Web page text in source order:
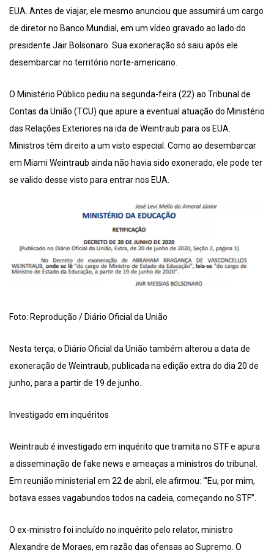
EUA. Antes de viajar, ele mesmo anunciou que assumirá um cargo
de diretor no Banco Mundial, em um vídeo gravado ao lado do
presidente Jair Bolsonaro. Sua exoneração só saiu após ele
desembarcar no território norte-americano.
O Ministério Público pediu na segunda-feira (22) ao Tribunal de
Contas da União (TCU) que apure a eventual atuação do Ministério
das Relações Exteriores na ida de Weintraub para os EUA.
Ministros têm direito a um visto especial. Como ao desembarcar
em Miami Weintraub ainda não havia sido exonerado, ele pode ter
se valido desse visto para entrar nos EUA.
Foto: Reprodução / Diário Oficial da União
Nesta terça, o Diário Oficial da União também alterou a data de
exoneração de Weintraub, publicada na edição extra do dia 20 de
junho, para a partir de 19 de junho.
Investigado em inquéritos
Weintraub é investigado em inquérito que tramita no STF e apura
a disseminação de fake news e ameaças a ministros do tribunal.
Em reunião ministerial em 22 de abril, ele afirmou: “‘Eu, por mim,
botava esses vagabundos todos na cadeia, começando no STF”.
O ex-ministro foi incluído no inquérito pelo relator, ministro
Alexandre de Moraes, em razão das ofensas ao Supremo. O